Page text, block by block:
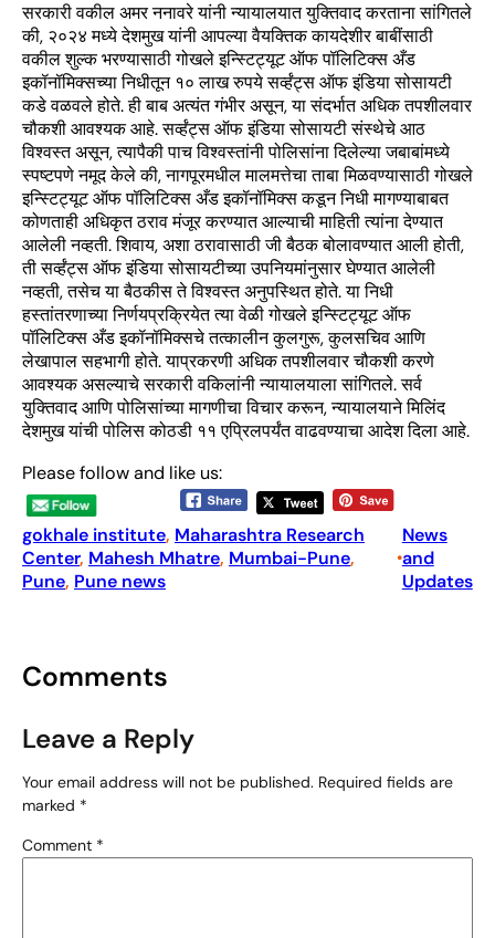
सरकारी वकील अमर ननावरे यांनी न्यायालयात युक्तिवाद करताना सांगितले
की, २०२४ मध्ये देशमुख यांनी आपल्या वैयक्तिक कायदेशीर बाबींसाठी
वकील शुल्क भरण्यासाठी गोखले इन्स्टिट्यूट ऑफ पॉलिटिक्स अँड
इकॉनॉमिक्सच्या निधीतून १० लाख रुपये सर्व्हंट्स ऑफ इंडिया सोसायटी
कडे वळवले होते. ही बाब अत्यंत गंभीर असून, या संदर्भात अधिक तपशीलवार
चौकशी आवश्यक आहे. सर्व्हंट्स ऑफ इंडिया सोसायटी संस्थेचे आठ
विश्वस्त असून, त्यापैकी पाच विश्वस्तांनी पोलिसांना दिलेल्या जबाबांमध्ये
स्पष्टपणे नमूद केले की, नागपूरमधील मालमत्तेचा ताबा मिळवण्यासाठी गोखले
इन्स्टिट्यूट ऑफ पॉलिटिक्स अँड इकॉनॉमिक्स कडून निधी मागण्याबाबत
कोणताही अधिकृत ठराव मंजूर करण्यात आल्याची माहिती त्यांना देण्यात
आलेली नव्हती. शिवाय, अशा ठरावासाठी जी बैठक बोलावण्यात आली होती,
ती सर्व्हंट्स ऑफ इंडिया सोसायटीच्या उपनियमांनुसार घेण्यात आलेली
नव्हती, तसेच या बैठकीस ते विश्वस्त अनुपस्थित होते. या निधी
हस्तांतरणाच्या निर्णयप्रक्रियेत त्या वेळी गोखले इन्स्टिट्यूट ऑफ
पॉलिटिक्स अँड इकॉनॉमिक्सचे तत्कालीन कुलगुरू, कुलसचिव आणि
लेखापाल सहभागी होते. याप्रकरणी अधिक तपशीलवार चौकशी करणे
आवश्यक असल्याचे सरकारी वकिलांनी न्यायालयाला सांगितले. सर्व
युक्तिवाद आणि पोलिसांच्या मागणीचा विचार करून, न्यायालयाने मिलिंद
देशमुख यांची पोलिस कोठडी ११ एप्रिलपर्यंत वाढवण्याचा आदेश दिला आहे.
Please follow and like us:
gokhale institute, Maharashtra Research
Center, Mahesh Mhatre, Mumbai-Pune
Pune, Pune news
•
News
and
Updates
Comments
Leave a Reply
Your email address will not be published. Required fields are
marked *
Comment *